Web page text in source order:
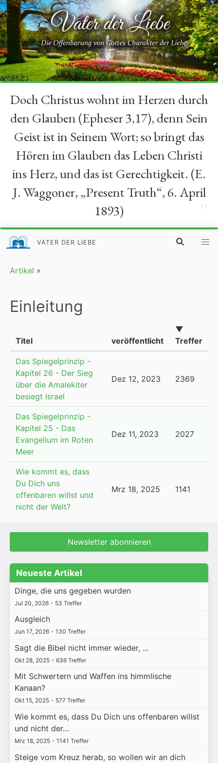
“
Doch Christus wohnt im Herzen durch
den Glauben (Epheser 3,17), denn Sein
Geist ist in Seinem Wort; so bringt das
Hören im Glauben das Leben Christi
ins Herz, und das ist Gerechtigkeit. (E.
J. Waggoner, „Present Truth“, 6. April
1893)
VATER DER LIEBE
Artikel »
Einleitung
Titel veröffentlicht
▼
Treffer
Das Spiegelprinzip -
Kapitel 26 - Der Sieg
über die Amalekiter
besiegt Israel
Dez 12, 2023 2369
Das Spiegelprinzip -
Kapitel 25 - Das
Evangelium im Roten
Meer
Dez 11, 2023 2027
Wie kommt es, dass
Du Dich uns
offenbaren willst und
nicht der Welt?
Mrz 18, 2025 1141
Newsletter abonnieren
Neueste Artikel
Dinge, die uns gegeben wurden
Jul 20, 2026 • 53 Treffer
Ausgleich
Jun 17, 2026 • 130 Treffer
Sagt die Bibel nicht immer wieder, ...
Okt 28, 2025 • 636 Treffer
Mit Schwertern und Waffen ins himmlische
Kanaan?
Okt 15, 2025 • 577 Treffer
Wie kommt es, dass Du Dich uns offenbaren willst
und nicht der…
Mrz 18, 2025 • 1141 Treffer
Steige vom Kreuz herab, so wollen wir an dich